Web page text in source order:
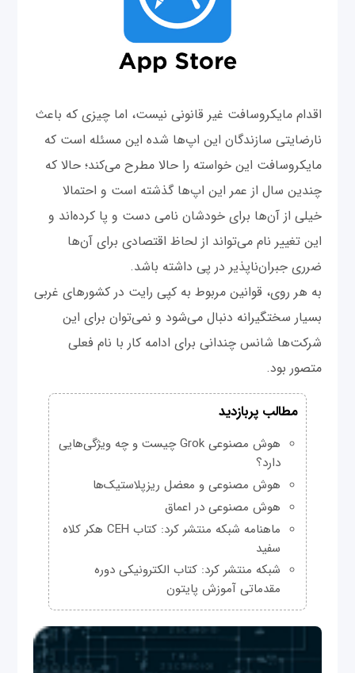
اقدام مایکروسافت غیر قانونی نیست، اما چیزی که باعث
نارضایتی سازندگان این اپ‌ها شده این مسئله است که
مایکروسافت این خواسته را حالا مطرح می‌کند؛ حالا که
چندین سال از عمر این اپ‌ها گذشته است و احتمالا
خیلی از آن‌ها برای خودشان نامی دست و پا کرده‌اند و
این تغییر نام می‌تواند از لحاظ اقتصادی برای آن‌ها
ضرری جبران‌ناپذیر در پی داشته باشد.
به هر روی، قوانین مربوط به کپی رایت در کشورهای غربی
بسیار سختگیرانه دنبال می‌شود و نمی‌توان برای این
شرکت‌ها شانس چندانی برای ادامه کار با نام فعلی
متصور بود.
مطالب پربازدید
هوش مصنوعی Grok چیست و چه ویژگی‌هایی
دارد؟
هوش مصنوعی و معضل ریزپلاستیک‌ها
هوش مصنوعی در اعماق
ماهنامه شبکه منتشر کرد: کتاب CEH هکر کلاه
سفید
شبکه منتشر کرد: کتاب الکترونیکی دوره
مقدماتی آموزش پایتون